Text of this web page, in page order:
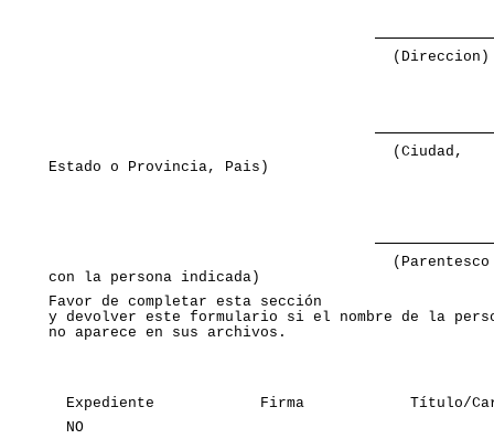
(Ciudad,
Estado o Provincia, Pais)
(Parentesco
con la persona indicada)
Favor de completar esta sección
y devolver este formulario si el nombre de la
no aparece en sus archivos.
Expediente            Firma            Título/
NO